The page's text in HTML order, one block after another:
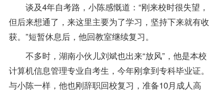
谈及4年自考路，小陈感慨道：“刚来校时很失望，
但后来想通了，来这里主要为了学习，坚持下来就有收
获。”短暂休息后，他回教室继续复习。
不多时，湖南小伙儿刘斌也出来“放风”，他是本校
计算机信息管理专业自考生，今年刚拿到专科毕业证。
与小陈一样，他也刚辞职回校复习，准备10月成人高